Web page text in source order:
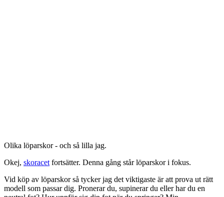
Olika löparskor - och så lilla jag.
Okej, skoracet fortsätter. Denna gång står löparskor i fokus.
Vid köp av löparskor så tycker jag det viktigaste är att prova ut rätt
modell som passar dig. Pronerar du, supinerar du eller har du en